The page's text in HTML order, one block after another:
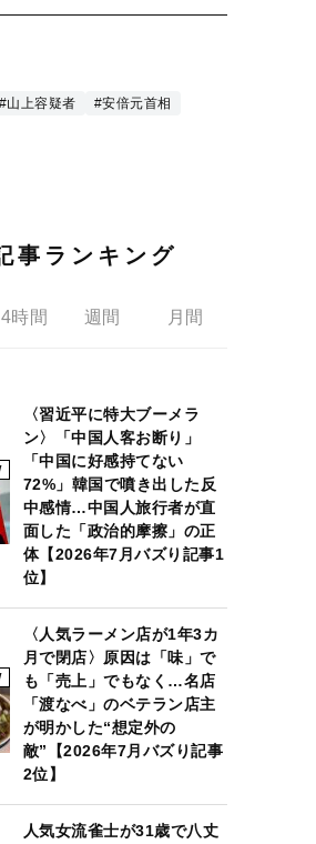
#山上容疑者
#安倍元首相
事ランキング
時間 週間 月間
〈習近平に特大ブーメラ
ン〉「中国人客お断り」
「中国に好感持てない
72%」韓国で噴き出した反
中感情…中国人旅行者が直
面した「政治的摩擦」の正
体【2026年7月バズり記事1
位】
〈人気ラーメン店が1年3カ
月で閉店〉原因は「味」で
も「売上」でもなく…名店
「渡なべ」のベテラン店主
が明かした“想定外の
敵”【2026年7月バズり記事
2位】
人気女流雀士が31歳で八丈